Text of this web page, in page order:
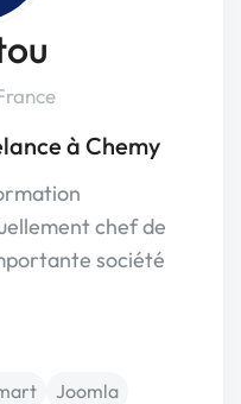
à Chemy
chef de
société
Joomla